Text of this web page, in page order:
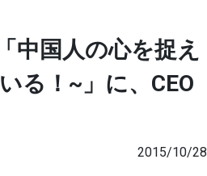
中国人の心を捉え
る！~」に、CEO
2015/10/28